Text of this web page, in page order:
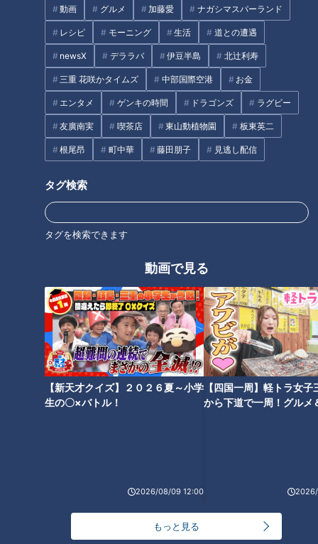
動画 グルメ 加藤愛 ナガシマスパーランド
レシピ モーニング 生活 道との遭遇
newsX デララバ 伊豆半島 北辻利寿
三重 花咲かタイムズ 中部国際空港 お金
エンタメ ゲンキの時間 ドラゴンズ ラグビー
友廣南実 喫茶店 東山動植物園 板東英二
根尾昂 町中華 藤田朋子 見逃し配信
タグ検索
タグを検索できます
動画で見る
【新天才クイズ】２０２６夏～小学
生の〇×バトル！
2026/08/09 12:00
【四国一周】軽トラ女子
から下道で一周！グルメ
もっと見る
＊第一弾「よりそい ～静寂と生きる難聴医師」は2020年
「地方の時代」映像祭 選奨を受賞
放送日：2020年11月8日制作：CBCテレビ報道部
この記事の画像を見る
この記事を見たあなたへのおすすめ
思ったことか” 超一流の策士！
名捕手谷繁への思いを語る！同
級生・浅尾拓也投手コーチ～そ
ラゴンズ立浪、現役時代キャン
プ笑い話！威風堂々と滞在時間
5分で球場を去る！
【後編】聴覚障害のある医師の
百戦錬磨の谷繁も思わず“まいっ
退院した翌日…再び入院。繰り 井上竜２０２５年の熱いベスト